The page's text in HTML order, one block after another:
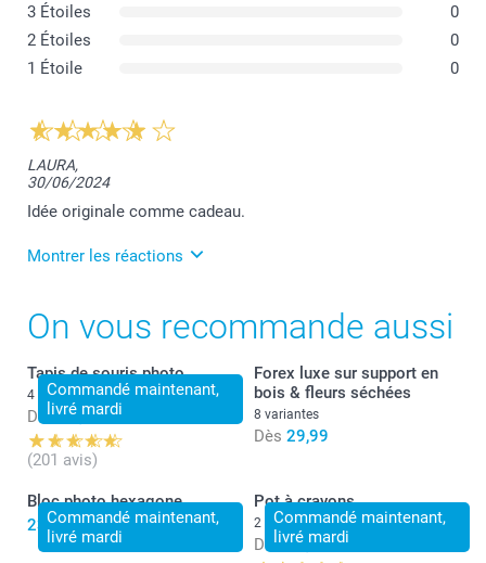
3 Étoiles
0
2 Étoiles
0
1 Étoile
0
LAURA,
30/06/2024
Idée originale comme cadeau.
Montrer les réactions
14:22
Nous sommes très heureux de vous savoir satisfaite
de nos services.
Merci et belle journée!
Lucie@smartphoto
On vous recommande aussi
Commandé maintenant,
livré mardi
Tapis de souris photo
4 variantes
Dès 12,49
(201 avis)
Forex luxe sur support en
bois & fleurs séchées
8 variantes
Dès 29,99
Commandé maintenant,
livré mardi
Bloc photo hexagone
23,99
Commandé maintenant,
livré mardi
Pot à crayons
2 variantes
Dès 14,99